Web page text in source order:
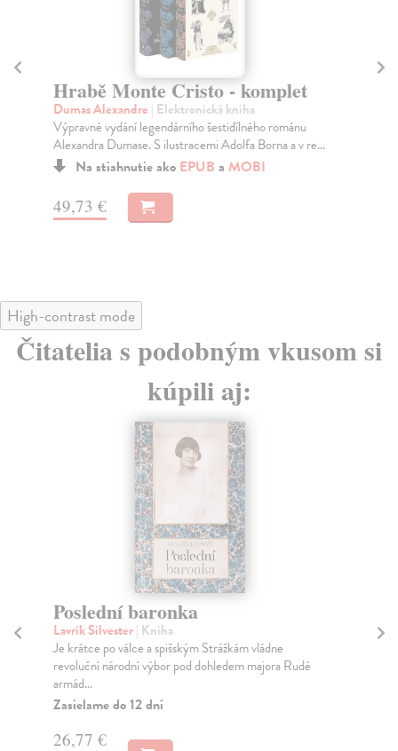
Hrabě Monte Cristo - komplet
Dumas Alexandre | Elektronická kniha
Výpravné vydání legendárního šestidílného románu
Alexandra Dumase. S ilustracemi Adolfa Borna a v re...
Na stiahnutie ako EPUB a MOBI
49,73 €
High-contrast mode
Čitatelia s podobným vkusom si
kúpili aj:
Poslední baronka
Lavrík Silvester| Kniha
Je krátce po válce a spišským Strážkám vládne
revoluční národní výbor pod dohledem majora Rudé
armád...
Zasielame do 12 dní
26,77 €